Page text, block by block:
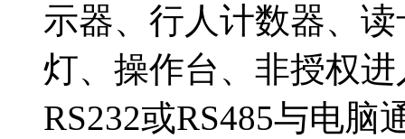
示器、行人计数器、
灯、操作台、非授权
RS232或RS485与电